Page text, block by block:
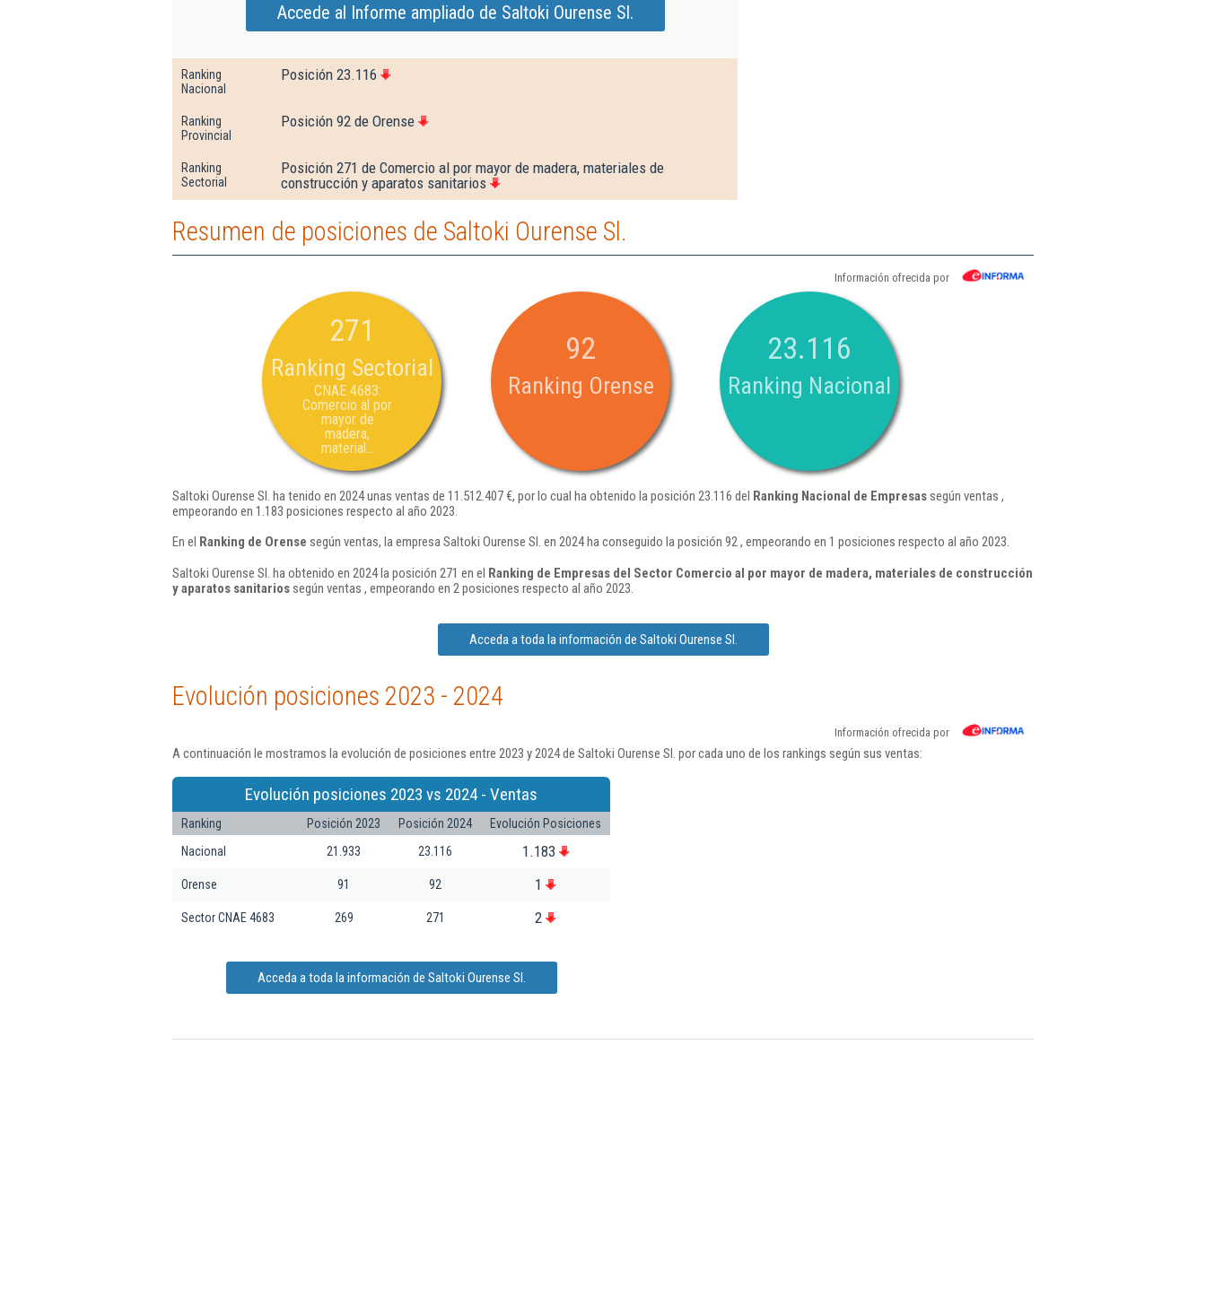
Accede al Informe ampliado de Saltoki Ourense Sl.
Ranking
Nacional
Posición 23.116
Ranking
Provincial
Posición 92 de Orense
Ranking
Sectorial
Posición 271 de Comercio al por mayor de madera, materiales de
construcción y aparatos sanitarios
Resumen de posiciones de Saltoki Ourense Sl.
Información ofrecida por
271
Ranking Sectorial
CNAE 4683:
Comercio al por
mayor de
madera,
material...
92
Ranking Orense
23.116
Ranking Nacional
Saltoki Ourense Sl. ha tenido en 2024 unas ventas de 11.512.407 €, por lo cual ha obtenido la posición 23.116 del Ranking Nacional de Empresassegún ventas ,
empeorando en 1.183 posiciones respecto al año 2023.
En el Ranking de Orense según ventas, la empresa Saltoki Ourense Sl. en 2024 ha conseguido la posición 92 , empeorando en 1 posiciones respecto al año 2023.
Saltoki Ourense Sl. ha obtenido en 2024 la posición 271 en el Ranking de Empresas del Sector Comercio al por mayor de madera, materiales de construcción
y aparatos sanitariossegún ventas , empeorando en 2 posiciones respecto al año 2023.
Acceda a toda la información de Saltoki Ourense Sl.
Evolución posiciones 2023 - 2024
Información ofrecida por
A continuación le mostramos la evolución de posiciones entre 2023 y 2024 de Saltoki Ourense Sl. por cada uno de los rankings según sus ventas:
Evolución posiciones 2023 vs 2024 - Ventas
Ranking Posición 2023 Posición 2024
Evolución Posiciones
Nacional
21.933 23.116 1.183
Orense 91 92 1
Sector CNAE 4683 269 271 2
Acceda a toda la información de Saltoki Ourense Sl.